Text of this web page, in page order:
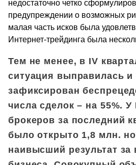
недостаточно четко
предупреждении о возможных
малая часть исков была
Интернет-трейдинга была
Тем не менее, в IV
ситуация выправилась
зафиксирован
числа сделок – на 55%. У
брокеров за последний
было открыто 1,8 млн.
наивысший результат